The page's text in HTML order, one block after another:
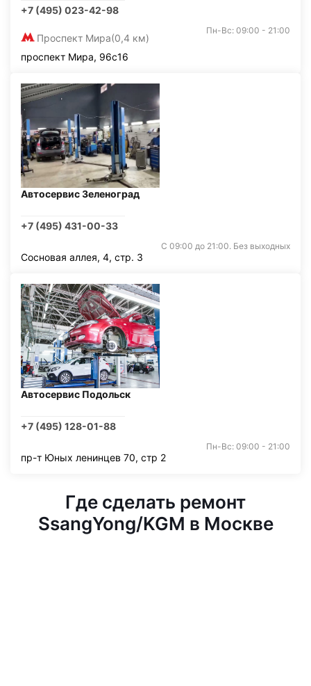
+7 (495) 023-42-98
Проспект Мира(0,4 км)
Пн-Вс: 09:00 - 21:00
проспект Мира, 96с16
Автосервис Зеленоград
+7 (495) 431-00-33
С 09:00 до 21:00. Без выходных
Сосновая аллея, 4, стр. 3
Автосервис Подольск
+7 (495) 128-01-88
Пн-Вс: 09:00 - 21:00
пр-т Юных ленинцев 70, стр 2
Где сделать ремонт
SsangYong/KGM в Москве